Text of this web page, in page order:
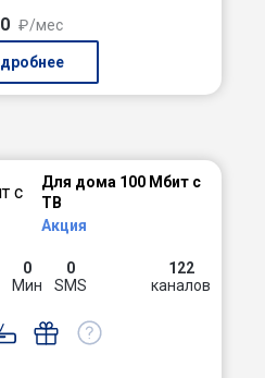
₽/мес
Для дома 100 Мбит с
ТВ
Акция
0
Мин
0
SMS
122
каналов